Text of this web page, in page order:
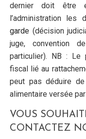
dernier doit être
l’administration les
garde (décision
juge, convention
particulier). NB : Le
fiscal lié au
peut pas déduire
alimentaire versée
VOUS
CONTACTEZ